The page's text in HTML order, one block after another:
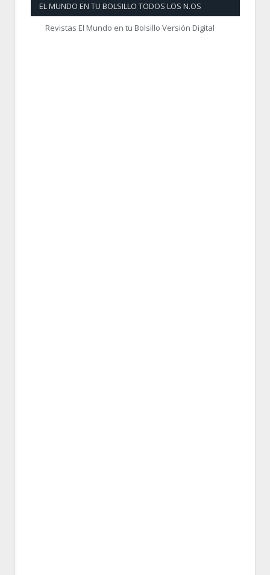
EL MUNDO EN TU BOLSILLO TODOS LOS N.OS
Revistas El Mundo en tu Bolsillo Versión Digital